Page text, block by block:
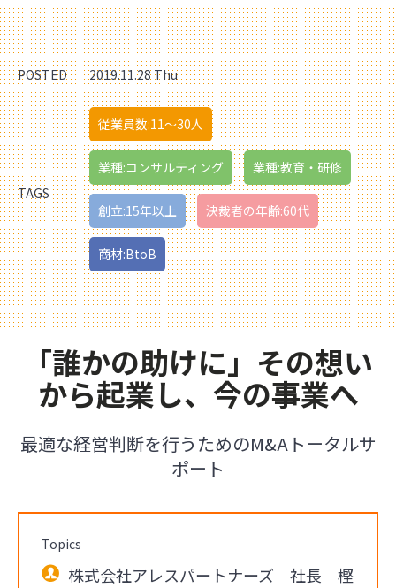
POSTED 2019.11.28 Thu
TAGS
従業員数:11〜30人
業種:コンサルティング 業種:教育・研修
創立:15年以上 決裁者の年齢:60代
商材:BtoB
「誰かの助けに」その想い
から起業し、今の事業へ
最適な経営判断を行うためのM&Aトータルサ
ポート
Topics
株式会社アレスパートナーズ 社長 樫